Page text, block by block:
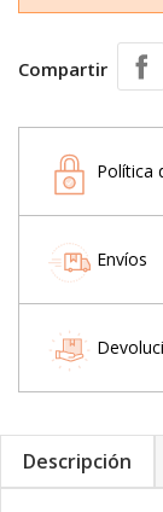
Compartir
Política
Envíos
Descripción